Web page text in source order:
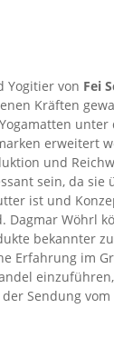
Yogitier von Fei
Kräften
unter
erweitert
und
sein, da sie
ist und
Dagmar Wöhrl
bekannter
Erfahrung im
Sendung vom